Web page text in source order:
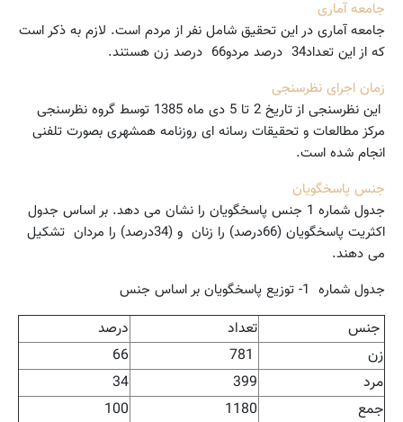
جامعه آماری
جامعه آماری در این تحقیق شامل نفر از مردم است. لازم به ذکر است
که از این تعداد34 درصد مردو66 درصد زن هستند.
زمان اجرای نظرسنجی
این نظرسنجی از تاریخ 2 تا 5 دی ماه 1385 توسط گروه نظرسنجی
مرکز مطالعات و تحقیقات رسانه ای روزنامه همشهری بصورت تلفنی
انجام شده است.
جنس پاسخگویان
جدول شماره 1 جنس پاسخگویان را نشان می دهد. بر اساس جدول
اکثریت پاسخگویان (66درصد) را زنان و (34درصد) را مردان تشکیل
می دهند.
جدول شماره 1- توزیع پاسخگویان بر اساس جنس
جنس تعداد
درصد
زن
66
مرد
399
34
جمع
1180
100